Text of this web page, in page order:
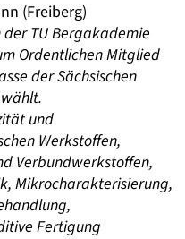
(Freiberg)
TU Bergakademie
Ordentlichen Mitglied
der Sächsischen
und
Werkstoffen,
Verbundwerkstoffen,
Mikrocharakterisierung,
Fertigung